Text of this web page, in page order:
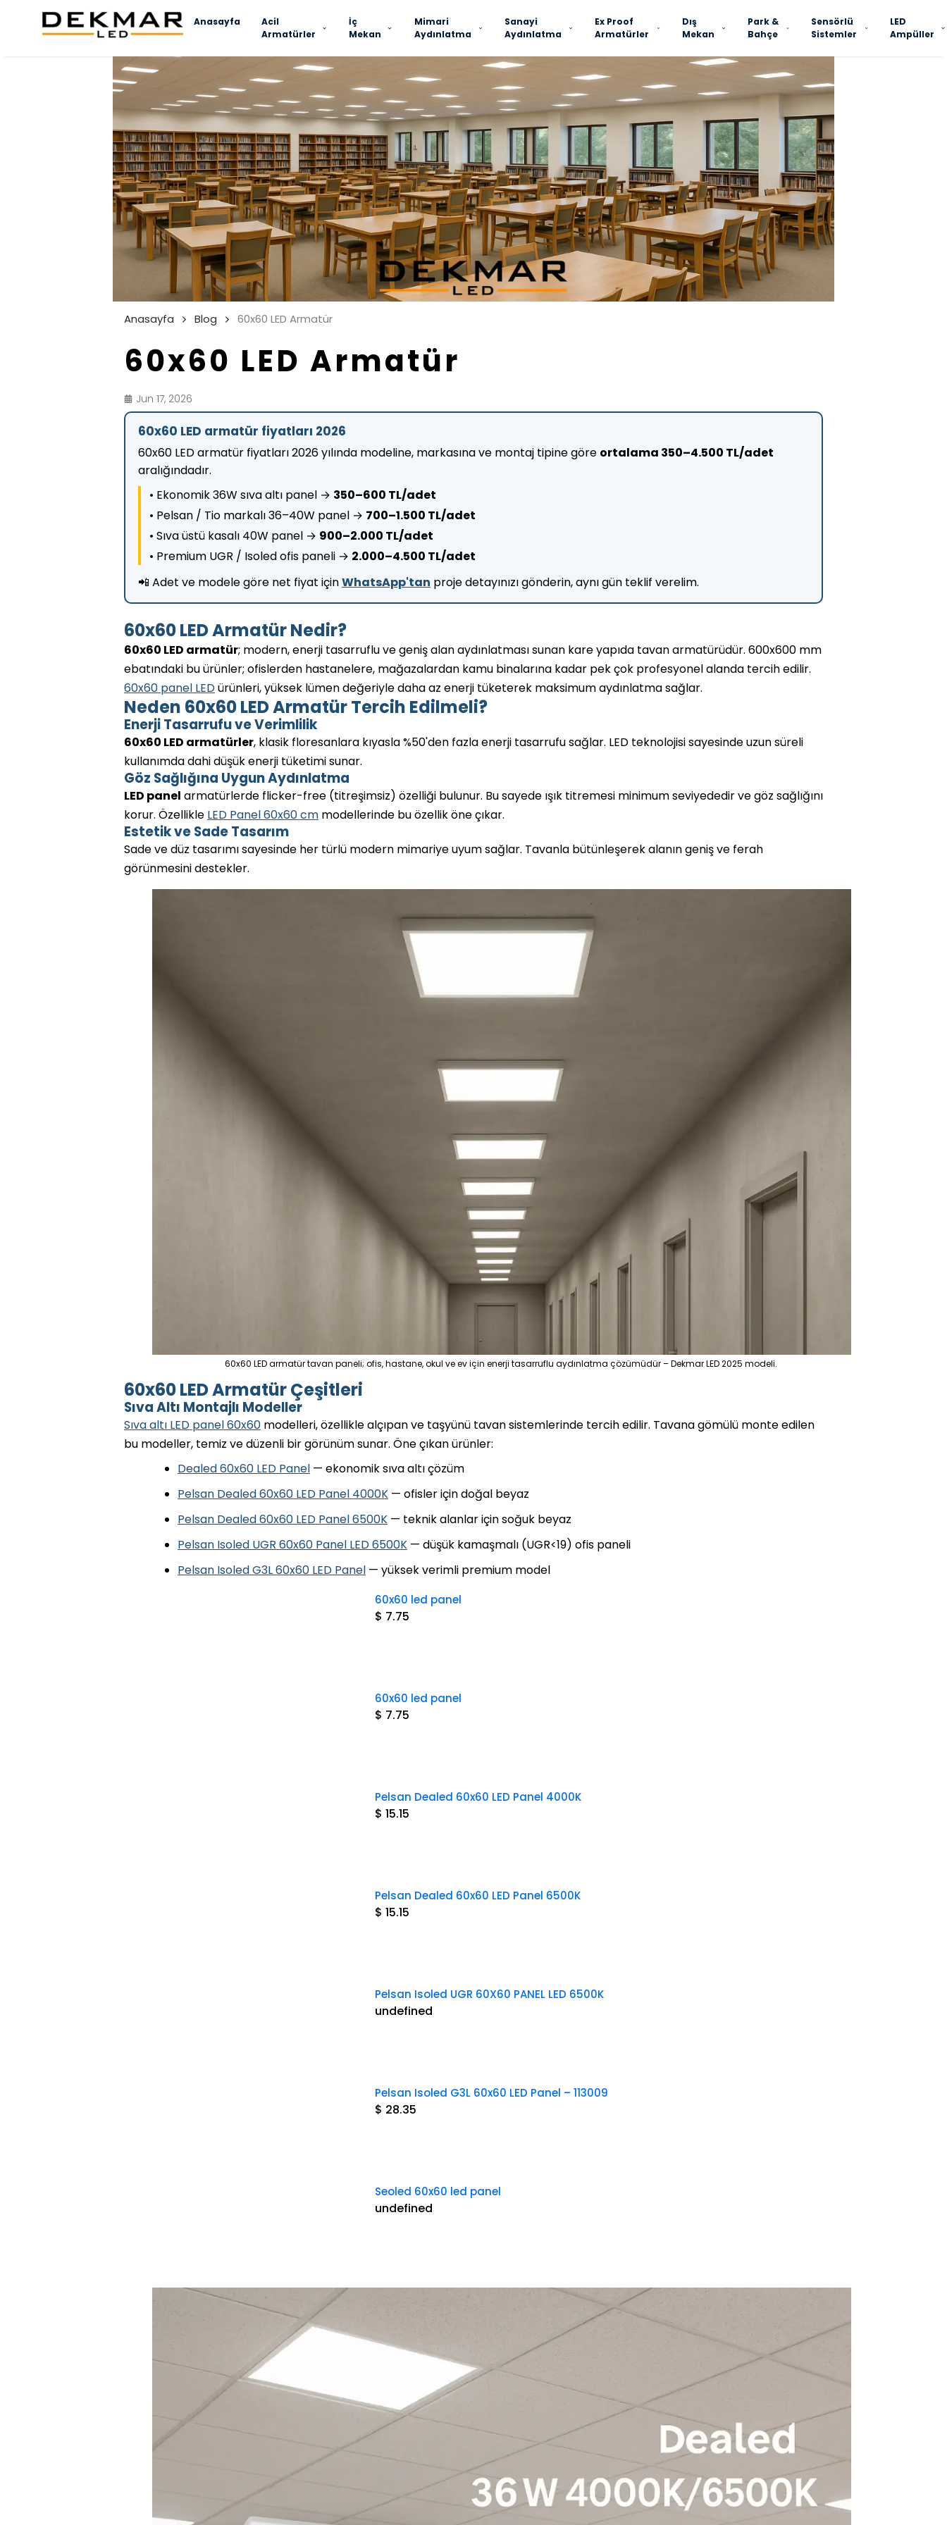
Anasayfa
Acil
Armatürler
İç
Mekan
Mimari
Aydınlatma
Sanayi
Aydınlatma
Ex Proof
Armatürler
Dış
Mekan
Park &
Bahçe
Sensörlü
Sistemler
LED
Ampüller
Anasayfa Blog 60x60 LED Armatür
60x60 LED Armatür
Jun 17, 2026
60x60 LED armatür fiyatları 2026
60x60 LED armatür fiyatları 2026 yılında modeline, markasına ve montaj tipine göre ortalama 350–4.500 TL/adet
aralığındadır.
• Ekonomik 36W sıva altı panel → 350–600 TL/adet
• Pelsan / Tio markalı 36–40W panel → 700–1.500 TL/adet
• Sıva üstü kasalı 40W panel → 900–2.000 TL/adet
• Premium UGR / Isoled ofis paneli → 2.000–4.500 TL/adet
📲 Adet ve modele göre net fiyat içinWhatsApp'tan proje detayınızı gönderin, aynı gün teklif verelim.
60x60 LED Armatür Nedir?
60x60 LED armatür; modern, enerji tasarruflu ve geniş alan aydınlatması sunan kare yapıda tavan armatürüdür. 600x600 mm
ebatındaki bu ürünler; ofislerden hastanelere, mağazalardan kamu binalarına kadar pek çok profesyonel alanda tercih edilir.
60x60 panel LEDürünleri, yüksek lümen değeriyle daha az enerji tüketerek maksimum aydınlatma sağlar.
Neden 60x60 LED Armatür Tercih Edilmeli?
Enerji Tasarrufu ve Verimlilik
60x60 LED armatürler, klasik floresanlara kıyasla %50'den fazla enerji tasarrufu sağlar. LED teknolojisi sayesinde uzun süreli
kullanımda dahi düşük enerji tüketimi sunar.
Göz Sağlığına Uygun Aydınlatma
LED panel armatürlerde flicker-free (titreşimsiz) özelliği bulunur. Bu sayede ışık titremesi minimum seviyededir ve göz sağlığını
korur. Özellikle LED Panel 60x60 cm modellerinde bu özellik öne çıkar.
Estetik ve Sade Tasarım
Sade ve düz tasarımı sayesinde her türlü modern mimariye uyum sağlar. Tavanla bütünleşerek alanın geniş ve ferah
görünmesini destekler.
60x60 LED armatür tavan paneli; ofis, hastane, okul ve ev için enerji tasarruflu aydınlatma çözümüdür – Dekmar LED 2025 modeli.
60x60 LED Armatür Çeşitleri
Sıva Altı Montajlı Modeller
Sıva altı LED panel 60x60 modelleri, özellikle alçıpan ve taşyünü tavan sistemlerinde tercih edilir. Tavana gömülü monte edilen
bu modeller, temiz ve düzenli bir görünüm sunar. Öne çıkan ürünler:
Dealed 60x60 LED Panel — ekonomik sıva altı çözüm
Pelsan Dealed 60x60 LED Panel 4000K — ofisler için doğal beyaz
Pelsan Dealed 60x60 LED Panel 6500K — teknik alanlar için soğuk beyaz
Pelsan Isoled UGR 60x60 Panel LED 6500K — düşük kamaşmalı (UGR<19) ofis paneli
Pelsan Isoled G3L 60x60 LED Panel — yüksek verimli premium model
60x60 led panel
$ 7.75
60x60 led panel
$ 7.75
Pelsan Dealed 60x60 LED Panel 4000K
$ 15.15
Pelsan Dealed 60x60 LED Panel 6500K
$ 15.15
Pelsan Isoled UGR 60X60 PANEL LED 6500K
undefined
Pelsan Isoled G3L 60x60 LED Panel – 113009
$ 28.35
Seoled 60x60 led panel
undefined